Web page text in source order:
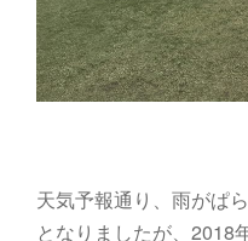
天気予報通り、雨がぱ
となりましたが、2018